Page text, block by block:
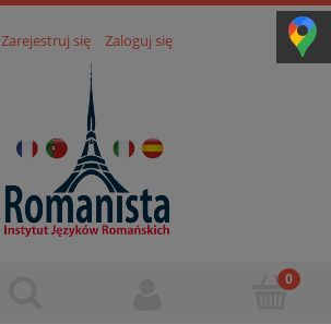
Zarejestruj się Zaloguj się